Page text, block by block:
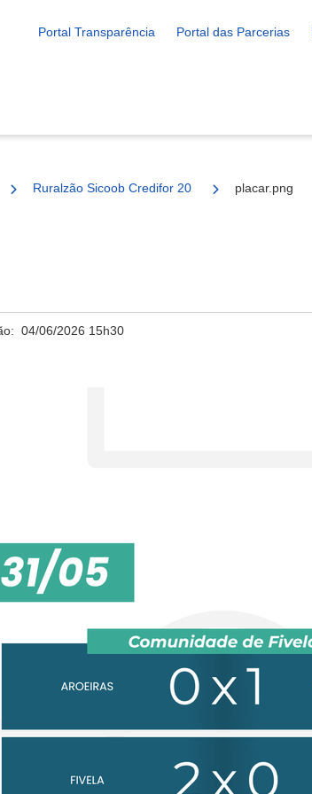
Portal Transparência Portal das Parcerias
Ruralzão Sicoob Credifor 2026 – Resultados dos
placar.png
04/06/2026 15h30